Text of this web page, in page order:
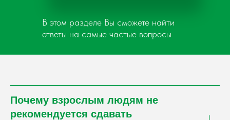
В этом разделе Вы сможете найти
ответы на самые частые вопросы
Почему взрослым людям не
рекомендуется сдавать